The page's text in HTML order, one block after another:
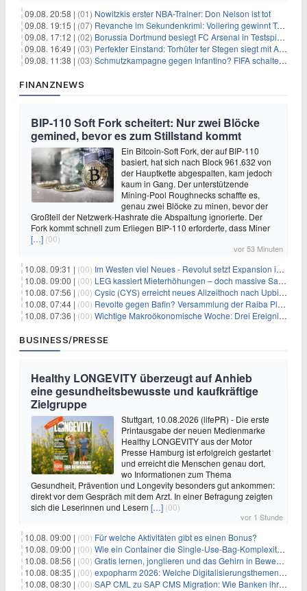
09.08. 20:58 | (01) Nowitzkis erster NBA-Trainer: Don Nelson ist tot
09.08. 19:15 | (07) Revanche im Sekundenkrimi: Vollering gewinnt Tour
09.08. 17:12 | (02) Borussia Dortmund besiegt FC Arsenal in Testspiel mit 3:2
09.08. 16:49 | (03) Perfekter Einstand: Torhüter ter Stegen siegt mit Ajax
09.08. 11:38 | (03) Schmutzkampagne gegen Infantino? FIFA schaltet auf Angriff
FINANZNEWS
BIP-110 Soft Fork scheitert: Nur zwei Blöcke
gemined, bevor es zum Stillstand kommt
Ein Bitcoin-Soft Fork, der auf BIP-110
basiert, hat sich nach Block 961.632 von
der Hauptkette abgespalten, kam jedoch
kaum in Gang. Der unterstützende
Mining-Pool Roughnecks schaffte es,
genau zwei Blöcke zu minen, bevor der
Großteil der Netzwerk-Hashrate die Abspaltung ignorierte. Der
Fork kommt schnell zum Erliegen BIP-110 erforderte, dass Miner
[…] (00)
vor 53 Minuten
10.08. 09:31 | (00) Im Westen viel Neues - Revolut setzt Expansion in Europa fort
10.08. 09:00 | (00) LEG kassiert Mieterhöhungen – doch massive Sanierungskosten fressen Gewinne auf
10.08. 07:56 | (00) Cysic (CYS) erreicht neues Allzeithoch nach Upbit-Listing
10.08. 07:44 | (00) Revolte gegen Bafin? Versammlung der Raiba Plankstetten mit brisanter Agenda
10.08. 07:36 | (00) Wichtige Makroökonomische Woche: Drei Ereignisse, die Bitcoin beeinflussen könnten
BUSINESS/PRESSE
Healthy LONGEVITY überzeugt auf Anhieb
eine gesundheitsbewusste und kaufkräftige
Zielgruppe
Stuttgart, 10.08.2026 (lifePR) - Die erste
Printausgabe der neuen Medienmarke
Healthy LONGEVITY aus der Motor
Presse Hamburg ist erfolgreich gestartet
und erreicht die Menschen genau dort,
wo Informationen zum Thema
Gesundheit, Prävention und Longevity besonders gut ankommen:
direkt vor dem Gespräch mit dem Arzt. In einer Befragung zeigten
sich die Leserinnen und Lesern […] (00)
vor 1 Stunde
10.08. 09:00 | (00) Für welche Aktivitäten gibt es einen Bonus?
10.08. 09:00 | (00) Wie ein Container die Single-Use-Bag-Komplexität reduziert
10.08. 08:56 | (00) Gratis lernen, jonglieren und das Gehirn in Bewegung bringen
10.08. 08:35 | (00) expopharm 2026: Welche Digitalisierungsthemen Apotheken betreffen
10.08. 08:30 | (00) SAP CML zu SAP CMS Migration: Wie Banken ihr Sicherheitenmanagement für SAP S/4HANA modernisieren und regulatorische Anforderungen erfüllen